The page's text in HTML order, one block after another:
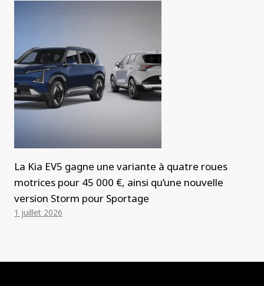
La Kia EV5 gagne une variante à quatre roues
motrices pour 45 000 €, ainsi qu’une nouvelle
version Storm pour Sportage
1 juillet 2026